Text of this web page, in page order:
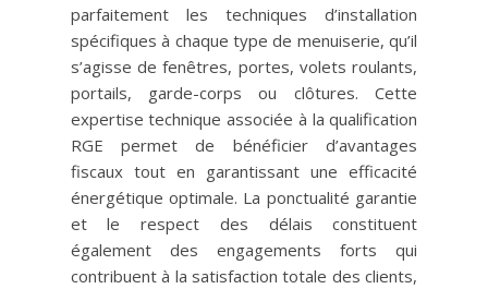
parfaitement les techniques d’installation
spécifiques à chaque type de menuiserie, qu’il
s’agisse de fenêtres, portes, volets roulants,
portails, garde-corps ou clôtures. Cette
expertise technique associée à la qualification
RGE permet de bénéficier d’avantages
fiscaux tout en garantissant une efficacité
énergétique optimale. La ponctualité garantie
et le respect des délais constituent
également des engagements forts qui
contribuent à la satisfaction totale des clients,